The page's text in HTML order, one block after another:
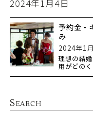
お料理
ドレス・和装
フェア
プラン
お知らせ・イベント
ウエディングレポート
ステイウエディング
フォトギャラリー
佳松園でのご婚礼
はじめての方へ
資料請求
アクセス
2024年1月4日
予約金・
み
2024年1
理想の結
用がどの
料なども
SEARCH